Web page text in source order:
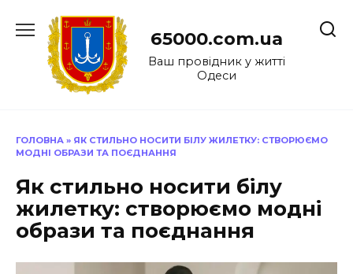
до
65000.com.ua
Ваш провідник у житті
Одеси
ГОЛОВНА » ЯК СТИЛЬНО НОСИТИ БІЛУ ЖИЛЕТКУ: СТВОРЮЄМО
МОДНІ ОБРАЗИ ТА ПОЄДНАННЯ
Як стильно носити білу
жилетку: створюємо модні
образи та поєднання